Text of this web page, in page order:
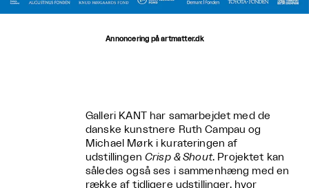
Annoncering på artmatter.dk
Galleri KANT har samarbejdet med de
danske kunstnere Ruth Campau og
Michael Mørk i kurateringen af
udstillingen Crisp & Shout. Projektet kan
således også ses i sammenhæng med en
række af tidligere udstillinger, hvor